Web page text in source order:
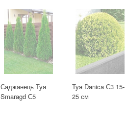
Саджанець Туя
Smaragd С5
Туя Danica С3 15-
25 см